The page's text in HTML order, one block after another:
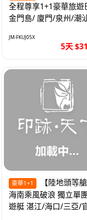
全程尊享1+1豪華旅遊
金門島/ 廈門/泉州/潮
JM-FKUJ05X
5天
豪華1+1
海南乘風破浪 獨立單
遊艇 湛江/海口/三亞/